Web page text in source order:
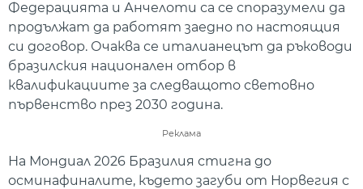
Федерацията и Анчелоти са се споразумели да
продължат да работят заедно по настоящия
си договор. Очаква се италианецът да ръководи
бразилския национален отбор в
квалификациите за следващото световно
първенство през 2030 година.
Реклама
На Мондиал 2026 Бразилия стигна до
осминафиналите, където загуби от Норвегия с